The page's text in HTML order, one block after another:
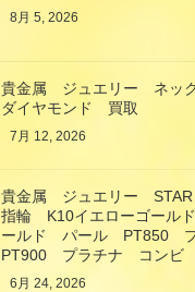
8月 5, 2026
貴金属 ジュエリー ネッ
ダイヤモンド 買取
7月 12, 2026
貴金属 ジュエリー
指輪 K10イエローゴー
ールド パール PT850
PT900 プラチナ コン
6月 24, 2026